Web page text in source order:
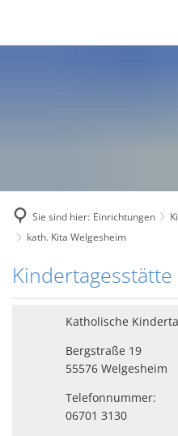
Sie sind hier: Einrichtungen
kath. Kita Welgesheim
kath.
Welgesheim
Katholische
Bergstraße 19
55576 Welgesheim
Telefonnummer:
06701 3130